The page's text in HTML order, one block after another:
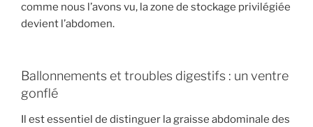
comme nous l’avons vu, la zone de stockage privilégiée
devient l’abdomen.
Ballonnements et troubles digestifs : un ventre
gonflé
Il est essentiel de distinguer la graisse abdominale des